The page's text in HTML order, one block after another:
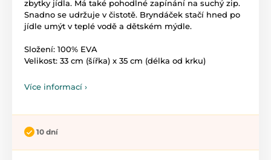
zbytky jídla. Má také pohodlné zapínání na suchý zip.
Snadno se udržuje v čistotě. Bryndáček stačí hned po
jídle umýt v teplé vodě a dětském mýdle.
Složení: 100% EVA
Velikost: 33 cm (šířka) x 35 cm (délka od krku)
Více informací ›
10 dní